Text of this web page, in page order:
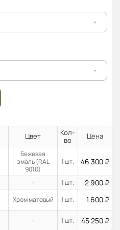
Цвет
Кол-
во
Цена
Бежевая
эмаль (RAL
9010)
1 шт. 46 300 ₽
- 1 шт. 2 900 ₽
Хром матовый 1 шт. 1 600 ₽
- 1 шт. 45 250 ₽